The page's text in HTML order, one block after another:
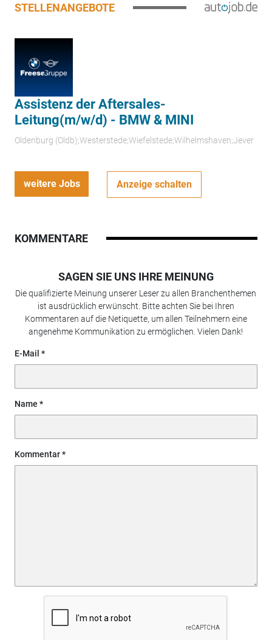
STELLENANGEBOTE
Assistenz der Aftersales-
Leitung(m/w/d) - BMW & MINI
Oldenburg (Oldb);Westerstede;Wiefelstede;Wilhelmshaven;Jever
weitere Jobs Anzeige schalten
KOMMENTARE
SAGEN SIE UNS IHRE MEINUNG
Die qualifizierte Meinung unserer Leser zu allen Branchenthemen
ist ausdrücklich erwünscht. Bitte achten Sie bei Ihren
Kommentaren auf die Netiquette, um allen Teilnehmern eine
angenehme Kommunikation zu ermöglichen. Vielen Dank!
E-Mail
Name
Kommentar